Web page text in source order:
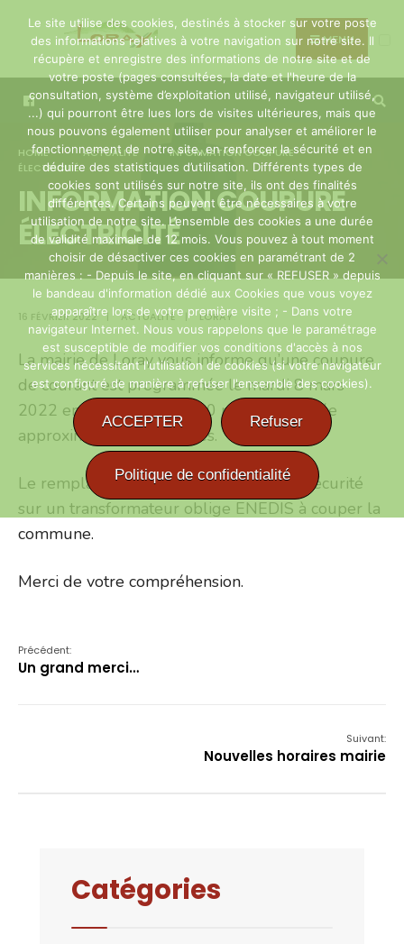
Skip
content
MENU
HOME ACTUALITÉ
INFORMATION COUPURE
ÉLECTRICITÉ
INFORMATION COUPURE
ÉLECTRICITÉ
16 FÉVRIER 2022 | ACTUALITÉ | LORAY
La mairie de Loray vous informe qu’une coupure
de courant est programmée le mardi 8 mars
2022 entre 8h30 et 12h30 pour une durée
approximative de 3 heures.
Le remplacement d’un équipement de sécurité
sur un transformateur oblige ENEDIS à couper la
commune.
Merci de votre compréhension.
Précédent:
Un grand merci…
Suivant:
Nouvelles horaires mairie
Catégories
for:
Le site utilise des cookies, destinés à stocker sur votre poste
des informations relatives à votre navigation sur notre site. Il
récupère et enregistre des informations de notre site et de
votre poste (pages consultées, la date et l'heure de la
consultation, système d’exploitation utilisé, navigateur utilisé,
...) qui pourront être lues lors de visites ultérieures, mais que
nous pouvons également utiliser pour analyser et améliorer le
fonctionnement de notre site, en renforcer la sécurité et en
déduire des statistiques d’utilisation. Différents types de
cookies sont utilisés sur notre site, ils ont des finalités
différentes. Certains peuvent être nécessaires à votre
utilisation de notre site. L’ensemble des cookies a une durée
de validité maximale de 12 mois. Vous pouvez à tout moment
choisir de désactiver ces cookies en paramétrant de 2
manières : - Depuis le site, en cliquant sur « REFUSER » depuis
le bandeau d'information dédié aux Cookies que vous voyez
apparaître lors de votre première visite ; - Dans votre
navigateur Internet. Nous vous rappelons que le paramétrage
est susceptible de modifier vos conditions d'accès à nos
services nécessitant l'utilisation de cookies (si votre navigateur
est configuré de manière à refuser l'ensemble des cookies).
ACCEPTER Refuser
Politique de confidentialité